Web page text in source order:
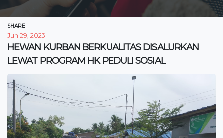
SHARE
Jun 29, 2023
HEWAN KURBAN BERKUALITAS DISALURKAN
LEWAT PROGRAM HK PEDULI SOSIAL